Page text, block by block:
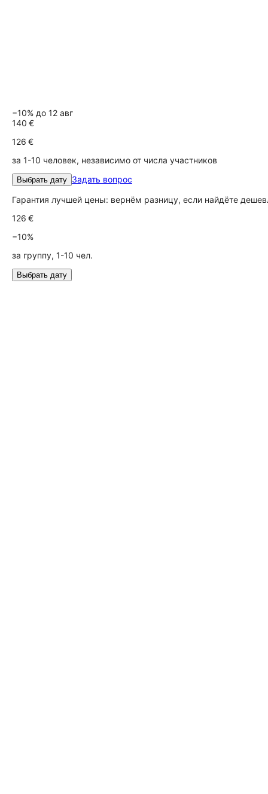
−10% до 12 авг
140 €
126 €
за 1-10 человек, независимо от числа участников
Выбрать дату Задать вопрос
Гарантия лучшей цены: вернём разницу, если найдёте
126 €
−10%
за группу, 1-10 чел.
Выбрать дату